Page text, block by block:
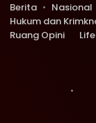
Berita Nasional
Hukum dan
Ruang Opini